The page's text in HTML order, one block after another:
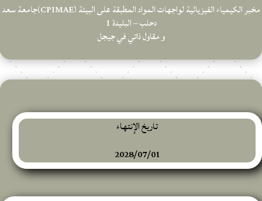
مخبر الكيمياء الفيزيائية لواجهات المواد المطبقة على البيئة (CPIMAE)جامعة سعد
دحلب – البليدة 1
و مقاول ذاتي في جيجل
تاريخ الإنتهاء
2028/07/01